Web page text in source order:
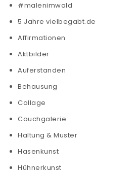
#malenimwald
5 Jahre vielbegabt.de
Affirmationen
Aktbilder
Auferstanden
Behausung
Collage
Couchgalerie
Haltung & Muster
Hasenkunst
Hühnerkunst